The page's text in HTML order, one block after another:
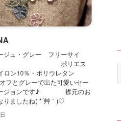
ュ・グレー フリーサイ
円 ポリエス
ロン10％・ポリウレタン
とグレーで出た可愛いセー
ージョンです♪ 襟元のお
りましたね( *´艸｀)♡